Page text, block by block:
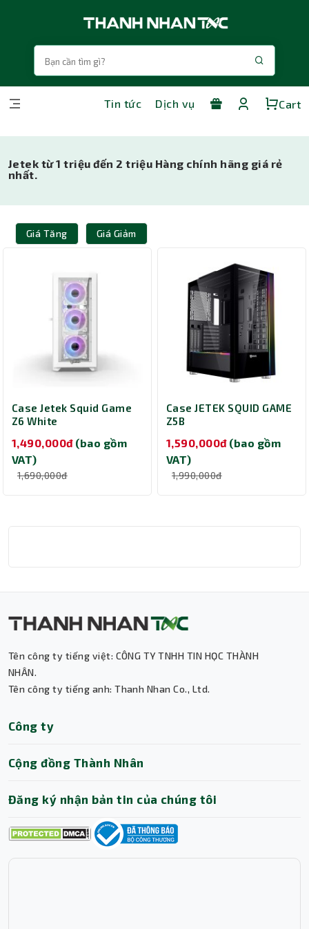
Tin tức Dịch vụ Cart
Jetek từ 1 triệu đến 2 triệu Hàng chính hãng giá rẻ
nhất.
Giá Tăng Giá Giảm
Case Jetek Squid Game
Z6 White
1,490,000đ (bao gồm
VAT)
1,690,000đ
Case JETEK SQUID GAME
Z5B
1,590,000đ (bao gồm
VAT)
1,990,000đ
Tên công ty tiếng việt: CÔNG TY TNHH TIN HỌC THÀNH
NHÂN.
Tên công ty tiếng anh: Thanh Nhan Co., Ltd.
Công ty
Cộng đồng Thành Nhân
Đăng ký nhận bản tin của chúng tôi
Trợ lý AI • Phản hồi tức thì